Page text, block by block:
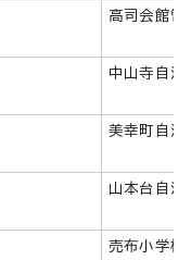
高司会館管
中山寺自治
美幸町自治
山本台自治
売布小学校